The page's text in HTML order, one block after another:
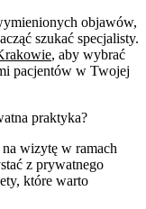
objawów,
szukać specjalisty.
, aby wybrać
pacjentów w Twojej
praktyka?
wizytę w ramach
z prywatnego
które warto